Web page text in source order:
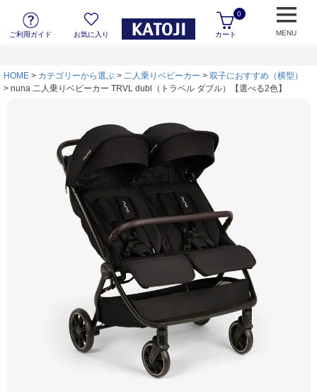
ご利用ガイド お気に入り カート
0
MENU
HOME カテゴリーから選ぶ 二人乗りベビーカー
双子におすすめ（横型）
nuna 二人乗りベビーカー TRVL dubl（トラベル ダブル）【選べる2色】